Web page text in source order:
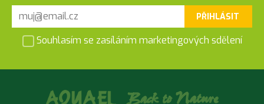
PŘIHLÁSIT
Souhlasím se zasíláním marketingových sdělení